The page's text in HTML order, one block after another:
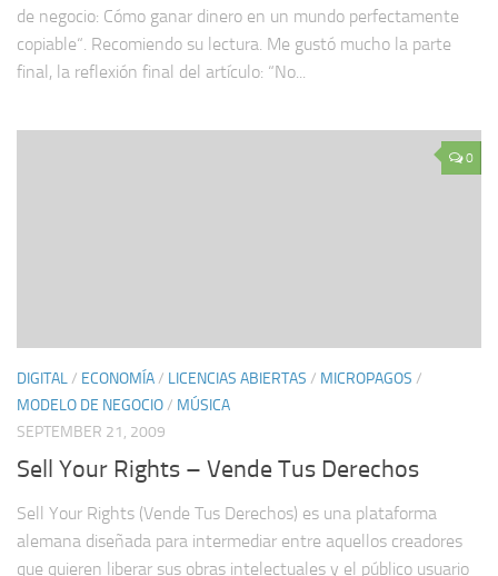
de negocio: Cómo ganar dinero en un mundo perfectamente
copiable“. Recomiendo su lectura. Me gustó mucho la parte
final, la reflexión final del artículo: “No...
0
DIGITAL/ ECONOMÍA/ LICENCIAS ABIERTAS / MICROPAGOS /
MODELO DE NEGOCIO/ MÚSICA
SEPTEMBER 21, 2009
Sell Your Rights – Vende Tus Derechos
Sell Your Rights (Vende Tus Derechos) es una plataforma
alemana diseñada para intermediar entre aquellos creadores
que quieren liberar sus obras intelectuales y el público usuario